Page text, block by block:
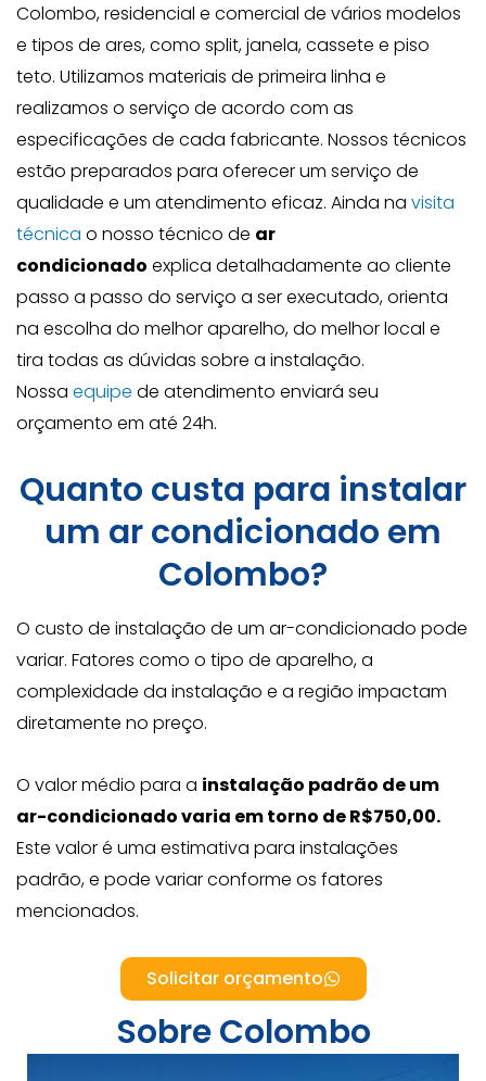
Colombo, residencial e comercial de vários modelos
e tipos de ares, como split, janela, cassete e piso
teto. Utilizamos materiais de primeira linha e
realizamos o serviço de acordo com as
especificações de cada fabricante. Nossos técnicos
estão preparados para oferecer um serviço de
qualidade e um atendimento eficaz. Ainda na visita
técnica o nosso técnico de ar
condicionado explica detalhadamente ao cliente
passo a passo do serviço a ser executado, orienta
na escolha do melhor aparelho, do melhor local e
tira todas as dúvidas sobre a instalação.
Nossa equipe de atendimento enviará seu
orçamento em até 24h.
Quanto custa para instalar
um ar condicionado em
Colombo?
O custo de instalação de um ar-condicionado pode
variar. Fatores como o tipo de aparelho, a
complexidade da instalação e a região impactam
diretamente no preço.
O valor médio para a instalação padrão de um
ar-condicionado varia em torno de R$750,00.
Este valor é uma estimativa para instalações
padrão, e pode variar conforme os fatores
mencionados.
Solicitar orçamento
Sobre Colombo